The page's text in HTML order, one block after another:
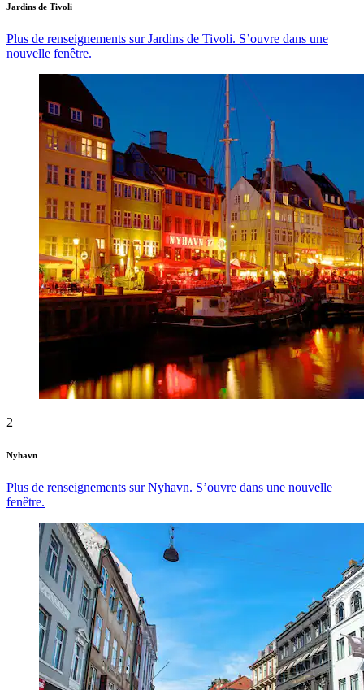
Jardins de Tivoli
Plus de renseignements sur Jardins de Tivoli. S’ouvre dans une
nouvelle fenêtre.
2
Nyhavn
Plus de renseignements sur Nyhavn. S’ouvre dans une nouvelle
fenêtre.